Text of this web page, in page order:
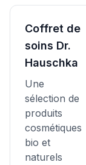
Coffret de
soins Dr.
Hauschka
Une
sélection de
produits
cosmétiques
bio et
naturels